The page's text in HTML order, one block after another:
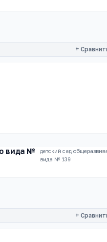
+
вида №
детский сад
вида № 139
+